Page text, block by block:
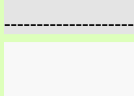
--------------------